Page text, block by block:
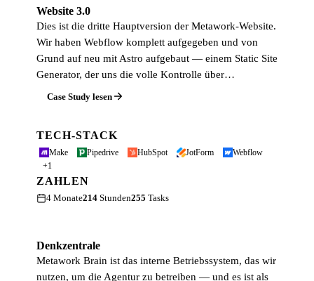
Website 3.0
Dies ist die dritte Hauptversion der Metawork-Website.
Wir haben Webflow komplett aufgegeben und von
Grund auf neu mit Astro aufgebaut — einem Static Site
Generator, der uns die volle Kontrolle über…
Case Study lesen
TECH-STACK
Make Pipedrive HubSpot JotForm
Webflow
+1
ZAHLEN
4 Monate214 Stunden255 Tasks
Denkzentrale
Metawork Brain ist das interne Betriebssystem, das wir
nutzen, um die Agentur zu betreiben — und es ist als